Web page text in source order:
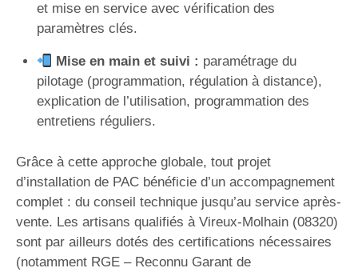
et mise en service avec vérification des
paramètres clés.
Mise en main et suivi : paramétrage du
pilotage (programmation, régulation à distance),
explication de l’utilisation, programmation des
entretiens réguliers.
Grâce à cette approche globale, tout projet
d’installation de PAC bénéficie d’un accompagnement
complet : du conseil technique jusqu’au service après-
vente. Les artisans qualifiés à Vireux-Molhain (08320)
sont par ailleurs dotés des certifications nécessaires
(notamment RGE – Reconnu Garant de